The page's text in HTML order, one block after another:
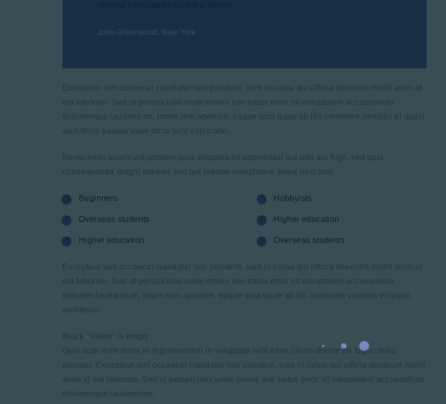
nostrud exercitation ullamco laboris.
John Greenwood, New York
Excepteur sint occaecat cupidatat non proident, sunt in culpa qui officia deserunt mollit anim id
est laborum. Sed ut perspiciatis unde omnis iste natus error sit voluptatem accusantium
doloremque laudantium, totam rem aperiam, eaque ipsa quae ab illo inventore veritatis et quasi
architecto beatae vitae dicta sunt explicabo.
Nemo enim ipsam voluptatem quia voluptas sit aspernatur aut odit aut fugit, sed quia
consequuntur magni dolores eos qui ratione voluptatem sequi nesciunt.
Beginners
Overseas students
Higher education
Hobbyists
Higher education
Overseas students
Excepteur sint occaecat cupidatat non proident, sunt in culpa qui officia deserunt mollit anim id
est laborum. Sed ut perspiciatis unde omnis iste natus error sit voluptatem accusantium
dolorem laudantium, totam rem aperiam, eaque ipsa quae ab illo inventore veritatis et quasi
architecto.
Block "Video" is empty
Quis aute irure dolor in reprehenderit in voluptate velit esse cillum dolore eu fugiat nulla
pariatur. Excepteur sint occaecat cupidatat non proident, sunt in culpa qui officia deserunt mollit
anim id est laborum. Sed ut perspiciatis unde omnis iste natus error sit voluptatem accusantium
doloremque laudantium.